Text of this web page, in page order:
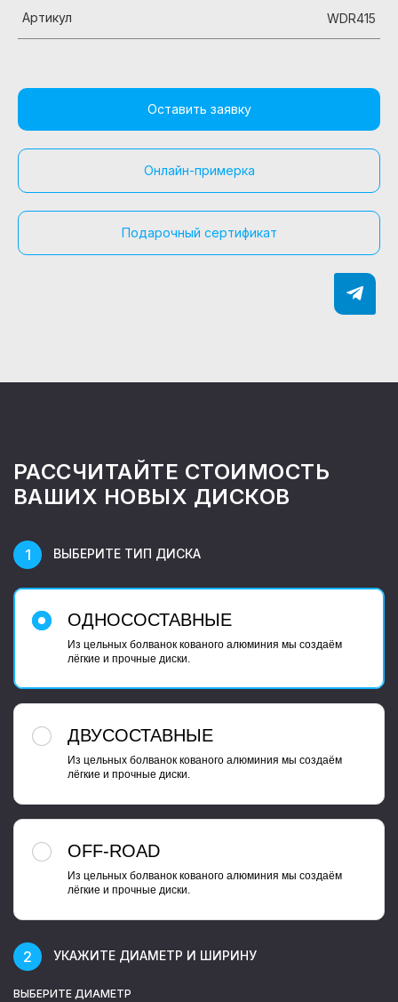
Артикул WDR415
Оставить заявку
Онлайн-примерка
Подарочный сертификат
РАССЧИТАЙТЕ СТОИМОСТЬ
ВАШИХ НОВЫХ ДИСКОВ
ВЫБЕРИТЕ ТИП ДИСКА
ОДНОСОСТАВНЫЕ
Из цельных болванок кованого алюминия мы создаём
лёгкие и прочные диски.
ДВУСОСТАВНЫЕ
Из цельных болванок кованого алюминия мы создаём
лёгкие и прочные диски.
OFF-ROAD
Из цельных болванок кованого алюминия мы создаём
лёгкие и прочные диски.
УКАЖИТЕ ДИАМЕТР И ШИРИНУ
ВЫБЕРИТЕ ДИАМЕТР